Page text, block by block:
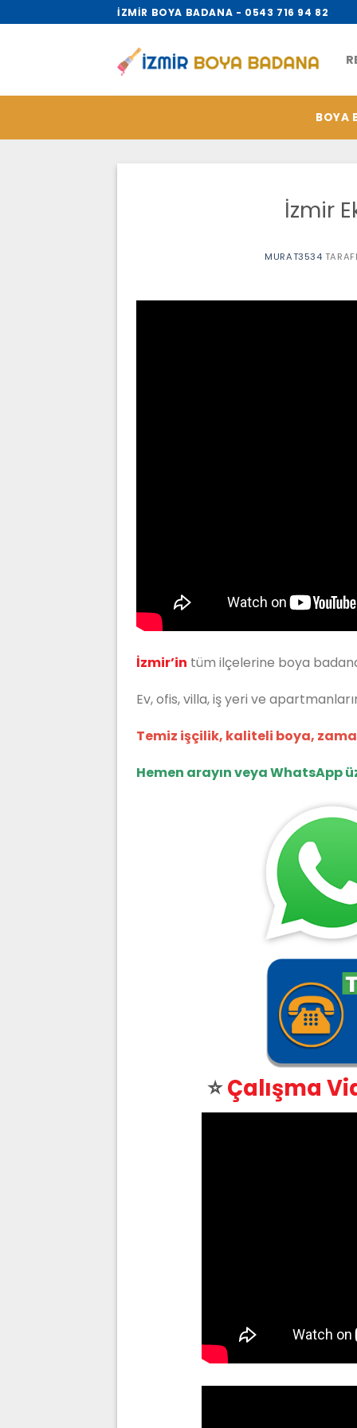
atla
İZMİR BOYA BADANA - 0543 716 94 82
BOYA
İzmir
MURAT3534
İzmir’in tüm ilçelerine boya
Ev, ofis, villa, iş yeri ve
Temiz işçilik, kaliteli boya,
Hemen arayın veya WhatsApp
⭐Çalışma